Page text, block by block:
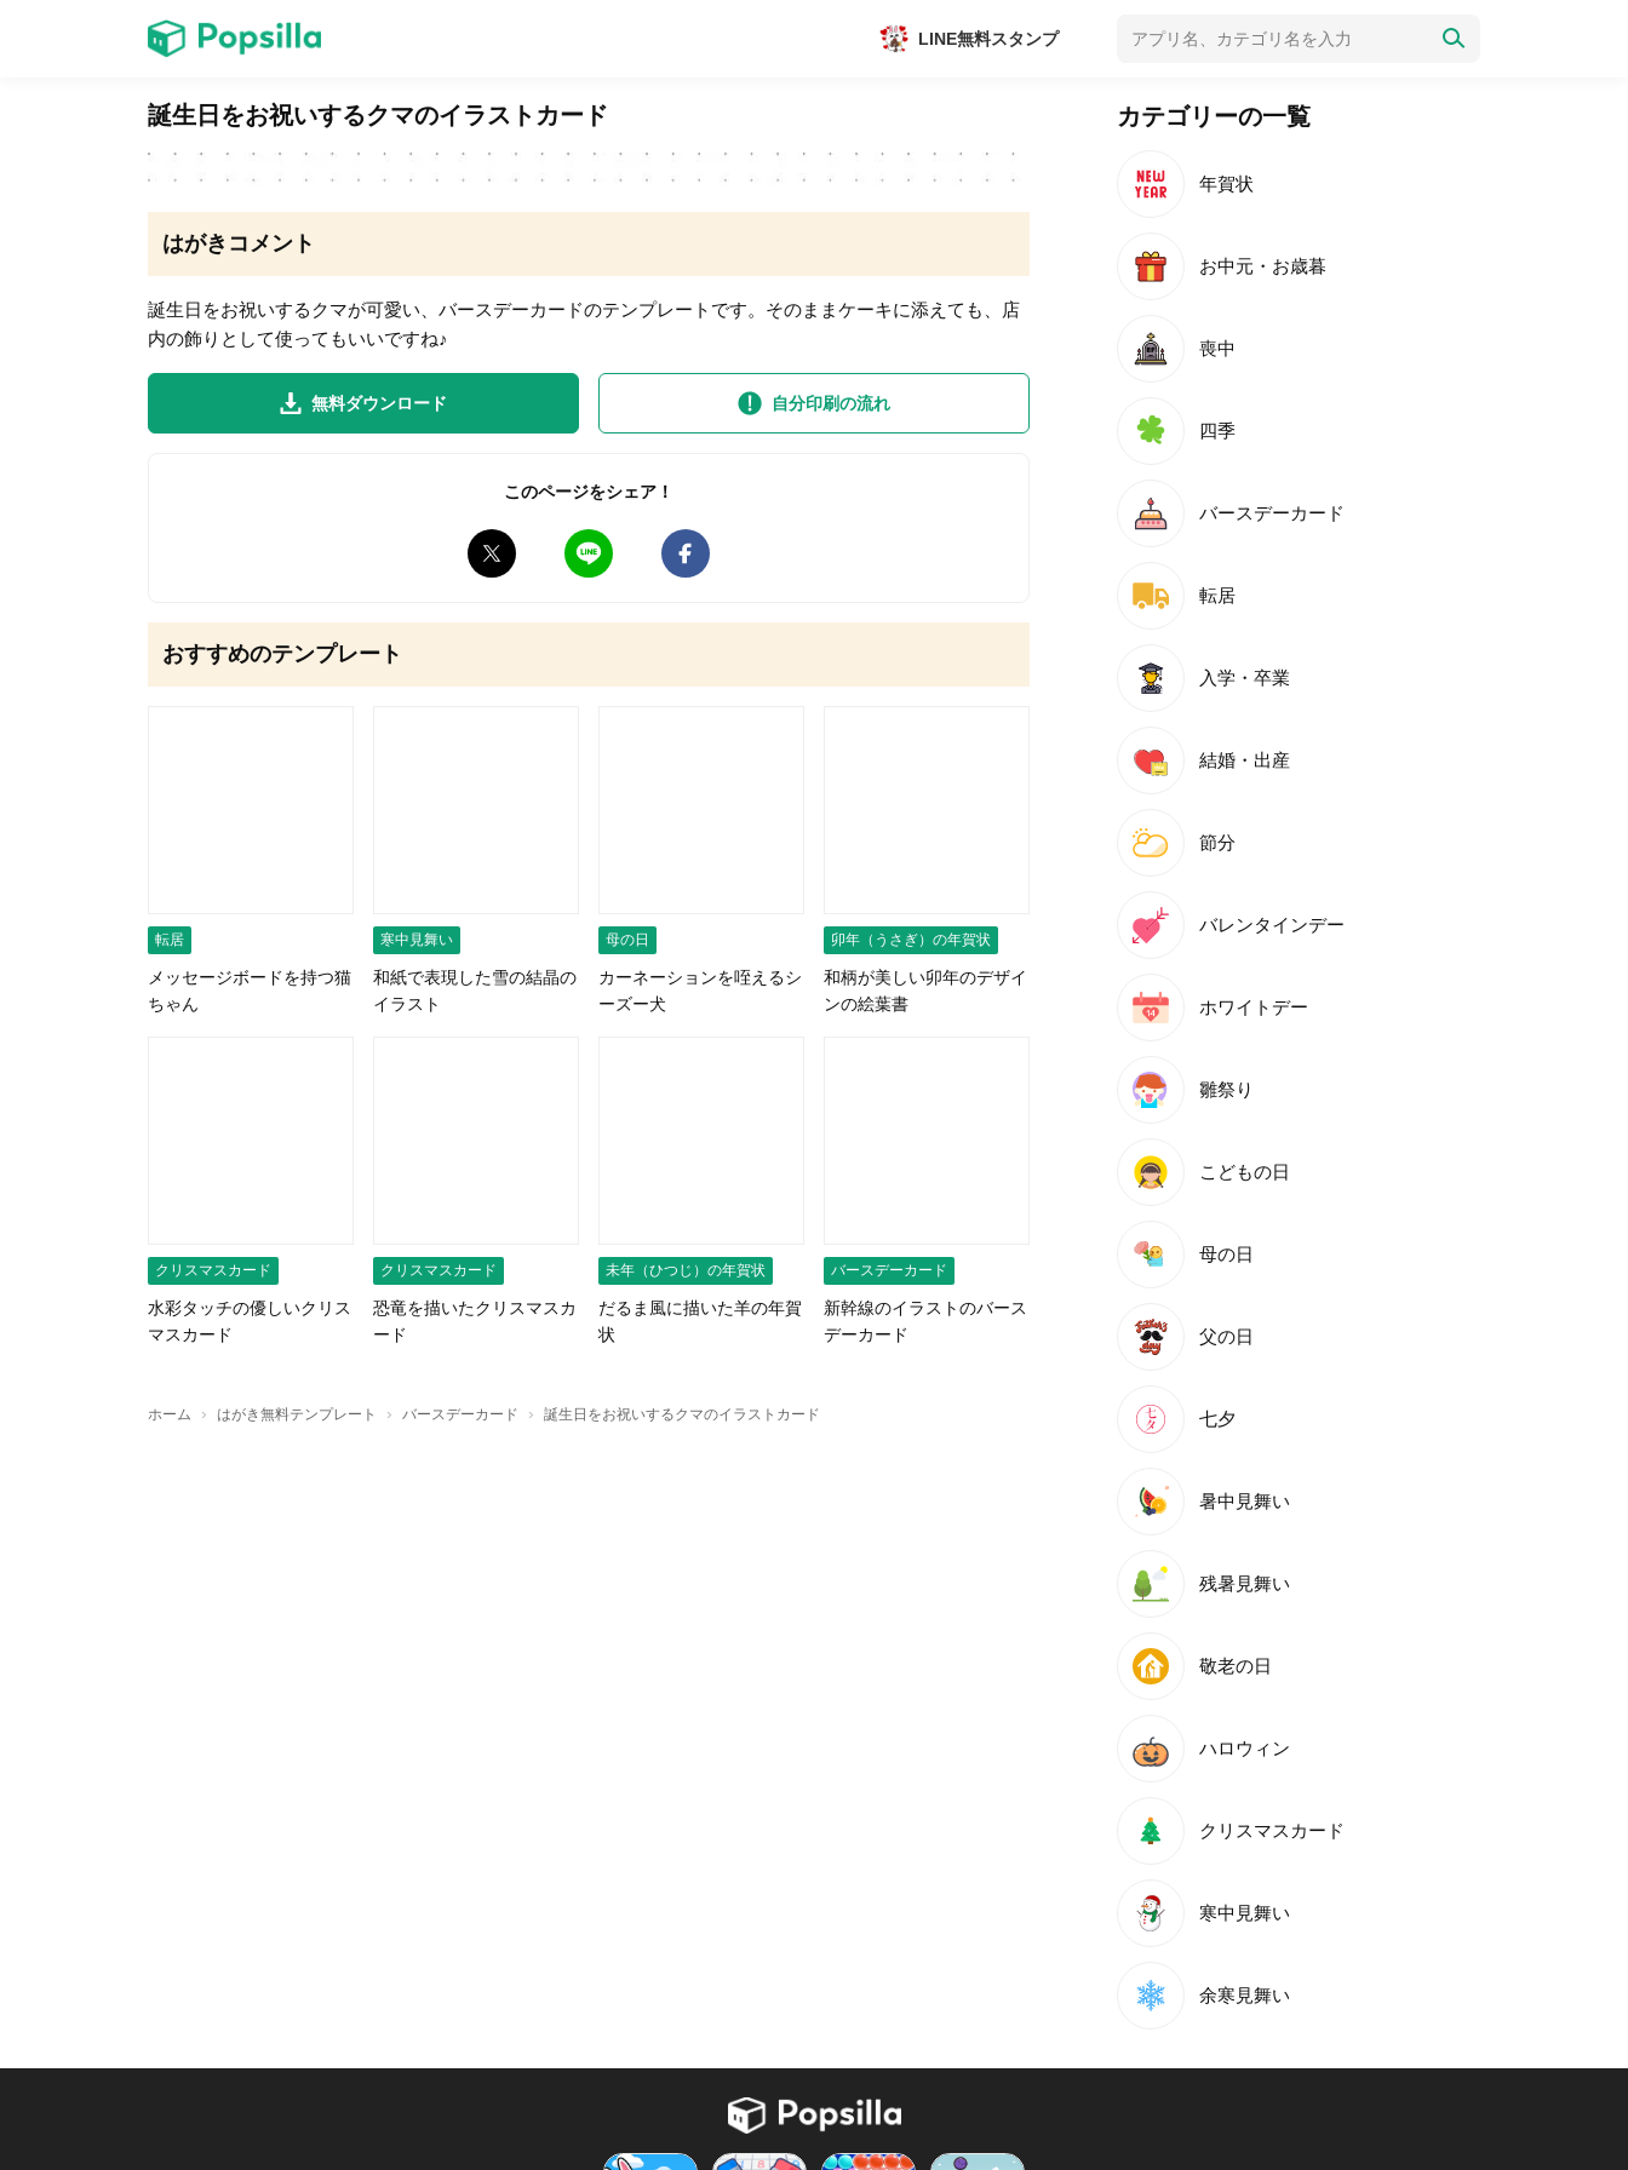
ゲーム 新作
LINE無料スタンプ
数独無料ゲーム
LINE無料スタンプ
誕生日をお祝いするクマのイラストカード
はがきコメント
誕生日をお祝いするクマが可愛い、バースデーカードのテンプレートです。そのままケーキに添えても、店
内の飾りとして使ってもいいですね♪
無料ダウンロード 自分印刷の流れ
このページをシェア！
おすすめのテンプレート
転居
メッセージボードを持つ猫
ちゃん
寒中見舞い
和紙で表現した雪の結晶の
イラスト
母の日
カーネーションを咥えるシ
ーズー犬
卯年（うさぎ）の年賀状
和柄が美しい卯年のデザイ
ンの絵葉書
クリスマスカード
水彩タッチの優しいクリス
マスカード
クリスマスカード
恐竜を描いたクリスマスカ
ード
未年（ひつじ）の年賀状
だるま風に描いた羊の年賀
状
バースデーカード
新幹線のイラストのバース
デーカード
ホーム › はがき無料テンプレート › バースデーカード › 誕生日をお祝いするクマのイラストカード
カテゴリーの一覧
年賀状
お中元・お歳暮
喪中
四季
バースデーカード
転居
入学・卒業
結婚・出産
節分
バレンタインデー
ホワイトデー
雛祭り
こどもの日
母の日
父の日
七夕
暑中見舞い
残暑見舞い
敬老の日
ハロウィン
クリスマスカード
寒中見舞い
余寒見舞い